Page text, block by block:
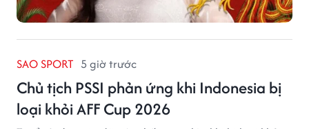
SAO SPORT 5 giờ trước
Chủ tịch PSSI phản ứng khi Indonesia bị
loại khỏi AFF Cup 2026